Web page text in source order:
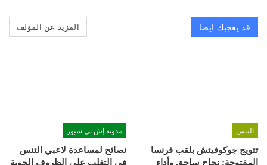
قد يعجبك ايضا المزيد عن المؤلف
التنس
تتويج جوكوفيتش بلقب فرنسا
المفتوحة: نجاح ساحق وأداء
مدونة إش تي سبور
نصائح لمساعدة لاعبي التنس
في التغلب على الظروف الجوية